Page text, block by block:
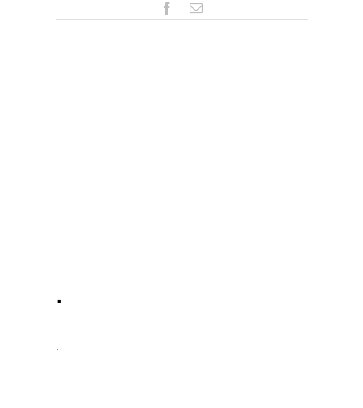
Facebook
Email
.
.